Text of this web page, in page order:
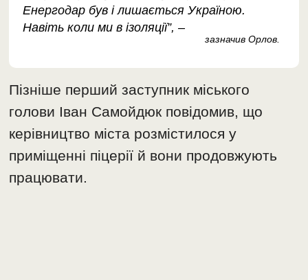
Енергодар був і лишається Україною.
Навіть коли ми в ізоляції”, –
зазначив Орлов.
Пізніше перший заступник міського
голови Іван Самойдюк повідомив, що
керівництво міста розмістилося у
приміщенні піцерії й вони продовжують
працювати.